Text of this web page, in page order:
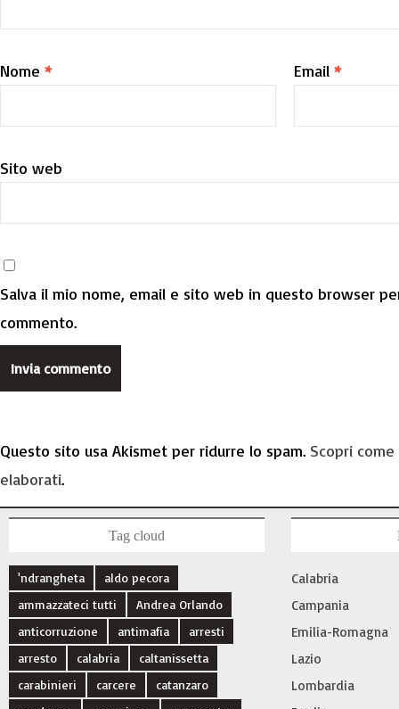
Nome * Email *
Sito web
Salva il mio nome, email e sito web in questo browser
commento.
Questo sito usa Akismet per ridurre lo spam. Scopri
elaborati.
Tag cloud
'ndrangheta
aldo pecora
ammazzateci tutti
Andrea Orlando
anticorruzione
antimafia
arresti
arresto
calabria
caltanissetta
carabinieri
carcere
catanzaro
Calabria
Campania
Emilia-Romagna
Lazio
Lombardia